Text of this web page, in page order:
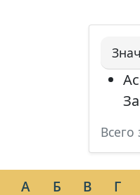
Всего
А Б В Г